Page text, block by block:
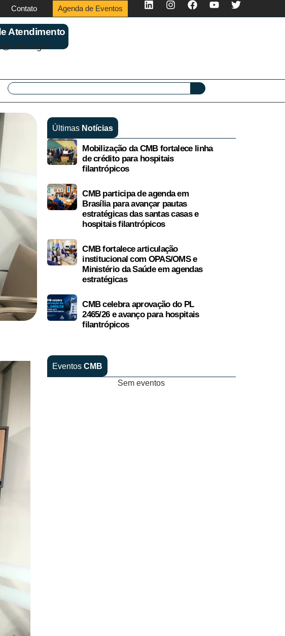
Contato Agenda de Eventos
Atendimento
Últimas Notícias
Mobilização da CMB fortalece linha
de crédito para hospitais
filantrópicos
CMB participa de agenda em
Brasília para avançar pautas
estratégicas das santas casas e
hospitais filantrópicos
CMB fortalece articulação
institucional com OPAS/OMS e
Ministério da Saúde em agendas
estratégicas
CMB celebra aprovação do PL
2465/26 e avanço para hospitais
filantrópicos
Eventos CMB
Sem eventos